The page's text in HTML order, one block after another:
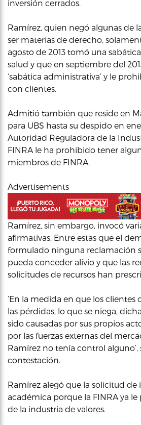
inversión cerrados.
Ramírez, quien negó algunas de
ser materias de derecho,
agosto de 2013 tomó una
salud y que en septiembre del
‘sabática administrativa’ y le
con clientes.
Admitió también que reside en
para UBS hasta su despido en
Autoridad Reguladora de la
FINRA le ha prohibido tener
miembros de FINRA.
Advertisements
Ramírez, sin embargo, invocó
afirmativas. Entre estas que el
formulado ninguna reclamación
pueda conceder alivio y que las
solicitudes de recursos han
‘En la medida en que los clientes
las pérdidas, lo que se niega,
sido causadas por sus propios
por las fuerzas externas del
Ramírez no tenía control alguno’,
contestación.
Ramírez alegó que la solicitud de
académica porque la FINRA ya
de la industria de valores.